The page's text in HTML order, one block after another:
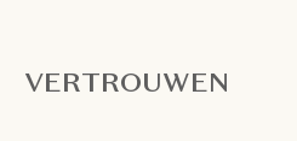
VERTROUWEN